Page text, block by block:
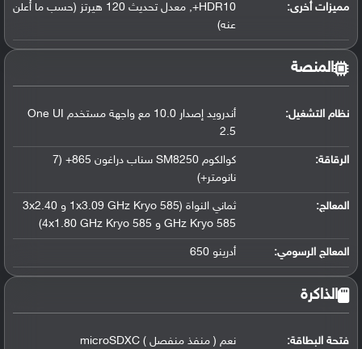
مميزات أخرى:
HDR10+, معدل تحديث 120 هيرتز (حسب ما أُعلن
عنه)
المنصة
نظام التشغيل:
أندرويد إصدار 10.0 مع واجهة مستخدم One UI
2.5
الرقاقة:
كوالكوم SM8250 سناب دراغون 865+ (7
نانومتر+)
المعالج:
ثماني النواة (1x3.09 GHz Kryo 585 و 3x2.40
GHz Kryo 585 و 4x1.80 GHz Kryo 585)
المعالج الرسومي: أدرينو 650
الذاكرة
فتحة البطاقة: نعم ( منفذ منفصل ) microSDXC